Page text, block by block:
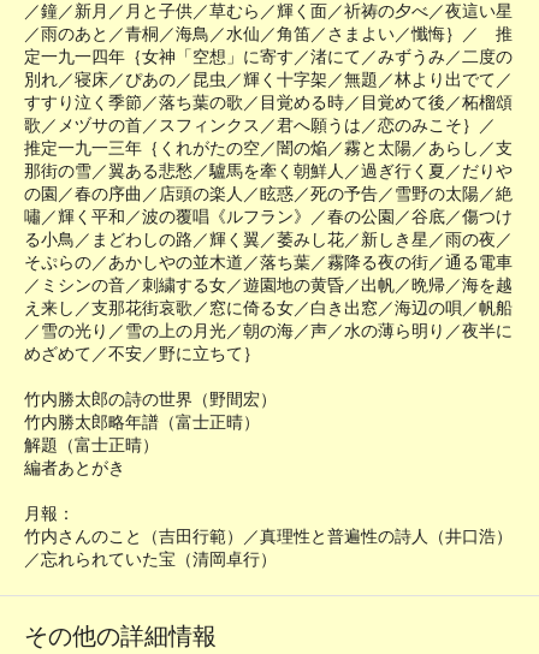
／鐘／新月／月と子供／草むら／輝く面／祈祷の夕べ／夜這い星
／雨のあと／青桐／海鳥／水仙／角笛／さまよい／懺悔｝／ 推
定一九一四年｛女神「空想」に寄す／渚にて／みずうみ／二度の
別れ／寝床／ぴあの／昆虫／輝く十字架／無題／林より出でて／
すすり泣く季節／落ち葉の歌／目覚める時／目覚めて後／柘榴頌
歌／メヅサの首／スフィンクス／君へ願うは／恋のみこそ｝／
推定一九一三年｛くれがたの空／闇の焔／霧と太陽／あらし／支
那街の雪／翼ある悲愁／驢馬を牽く朝鮮人／過ぎ行く夏／だりや
の園／春の序曲／店頭の楽人／眩惑／死の予告／雪野の太陽／絶
嘯／輝く平和／波の覆唱《ルフラン》／春の公園／谷底／傷つけ
る小鳥／まどわしの路／輝く翼／萎みし花／新しき星／雨の夜／
そぷらの／あかしやの並木道／落ち葉／霧降る夜の街／通る電車
／ミシンの音／刺繍する女／遊園地の黄昏／出帆／晩帰／海を越
え来し／支那花街哀歌／窓に倚る女／白き出窓／海辺の唄／帆船
／雪の光り／雪の上の月光／朝の海／声／水の薄ら明り／夜半に
めざめて／不安／野に立ちて｝
竹内勝太郎の詩の世界（野間宏）
竹内勝太郎略年譜（富士正晴）
解題（富士正晴）
編者あとがき
月報：
竹内さんのこと（吉田行範）／真理性と普遍性の詩人（井口浩）
／忘れられていた宝（清岡卓行）
その他の詳細情報